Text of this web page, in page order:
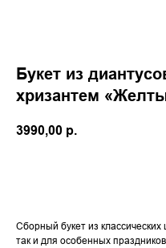
Букет из
хризантем
3990,00 р.
Сборный букет из
так и для особенных